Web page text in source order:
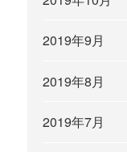
2019年9月
2019年8月
2019年7月